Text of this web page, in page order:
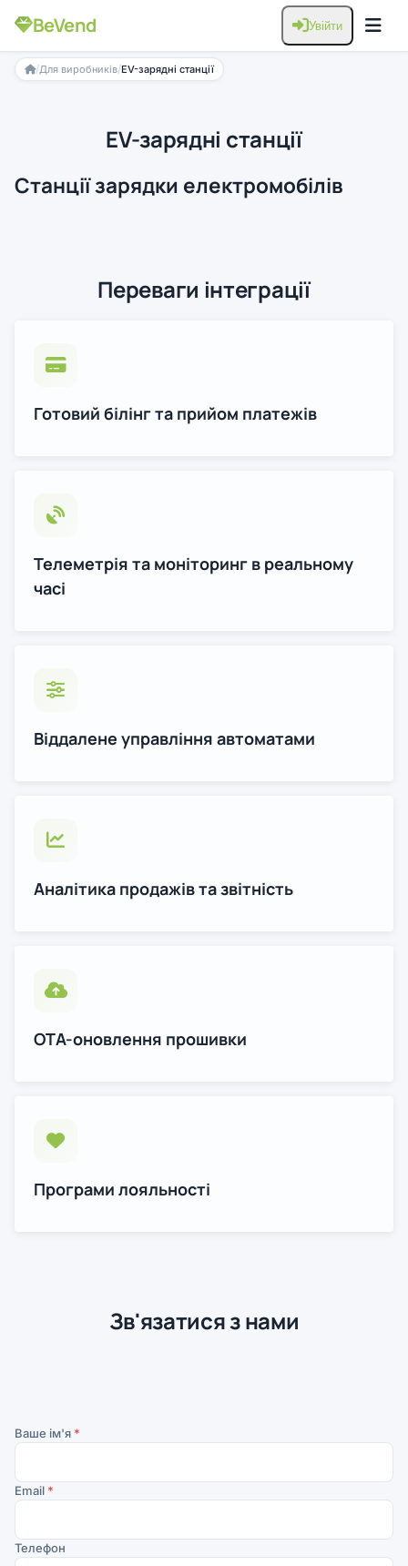
BeVend Увійти
/Для виробників/EV-зарядні станції
EV-зарядні станції
Станції зарядки електромобілів
Переваги інтеграції
Готовий білінг та прийом платежів
Телеметрія та моніторинг в реальному
часі
Віддалене управління автоматами
Аналітика продажів та звітність
OTA-оновлення прошивки
Програми лояльності
Зв'язатися з нами
Ваше ім'я *
Email *
Телефон